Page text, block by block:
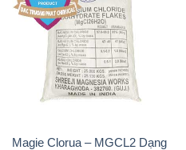
Magie Clorua – MGCL2 Dạng